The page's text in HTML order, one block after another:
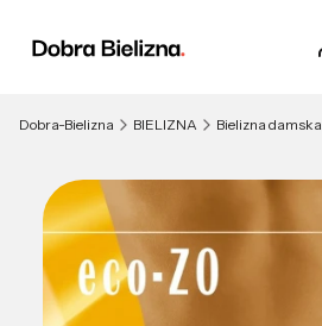
Dobra-Bielizna BIELIZNA Bielizna damska